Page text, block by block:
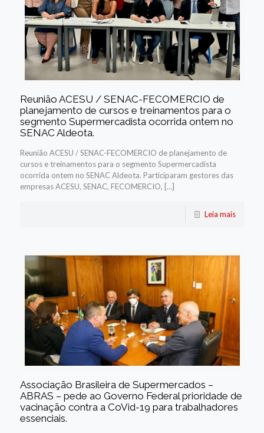
Reunião ACESU / SENAC-FECOMERCIO de
planejamento de cursos e treinamentos para o
segmento Supermercadista ocorrida ontem no
SENAC Aldeota.
Reunião ACESU / SENAC-FECOMERCIO de planejamento de
cursos e treinamentos para o segmento Supermercadista
ocorrida ontem no SENAC Aldeota. Participaram gestores das
empresas ACESU, SENAC, FECOMERCIO, […]
Leia mais
Associação Brasileira de Supermercados –
ABRAS – pede ao Governo Federal prioridade de
vacinação contra a CoVid-19 para trabalhadores
essenciais.